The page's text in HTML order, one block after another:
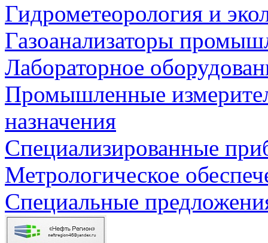
Гидрометеорология и
Газоанализаторы
Лабораторное
Промышленные
назначения
Специализированные
Метрологическое
Специальные